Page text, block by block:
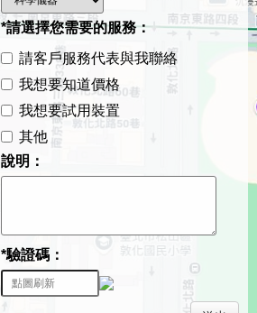
*請選擇您需要的服務：
請客戶服務代表與我聯絡
我想要知道價格
我想要試用裝置
其他
說明：
*驗證碼：